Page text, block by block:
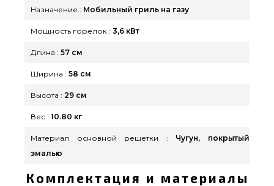
Напишите нашим менеджерам на номер (044)
Назначение : Мобильный гриль на газу
Мощность горелок : 3,6 кВт
Длина : 57 см
Ширина : 58 см
Высота : 29 см
Вес : 10.80 кг
Материал основной решетки :
Чугун, покрытый
эмалью
Комплектация и материалы